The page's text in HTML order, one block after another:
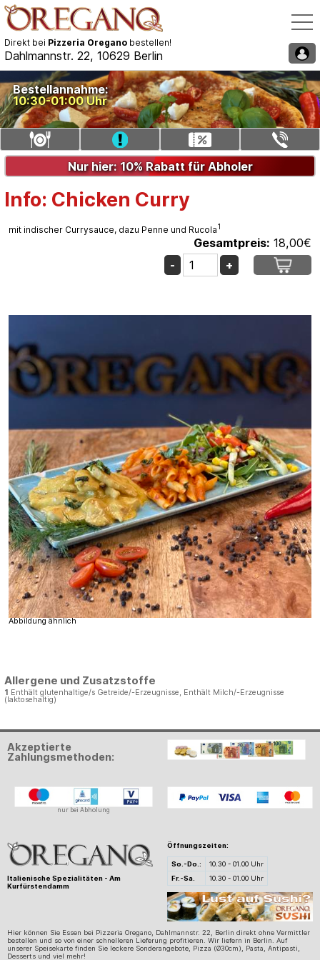
Direkt bei Pizzeria Oregano bestellen!
Dahlmannstr. 22, 10629 Berlin
Speisekarte / Bestellen
Liefergebiet auswählen
Gutschein eingeben
Telefon: 030/35521340
Bestellannahme:
10:30-01:00 Uhr
Nur hier: 10% Rabatt für Abholer
Info: Chicken Curry
mit indischer Currysauce, dazu Penne und Rucola1
Gesamtpreis: 18,00€
Abbildung ähnlich
Allergene und Zusatzstoffe
1 Enthält glutenhaltige/s Getreide/-Erzeugnisse, Enthält Milch/-Erzeugnisse
(laktosehaltig)
Akzeptierte
Zahlungsmethoden:
nur bei Abholung
Italienische Spezialitäten - Am
Kurfürstendamm
Öffnungszeiten:
So.-Do.:
10.30 - 01.00 Uhr
Fr.-Sa.
10.30 - 01.00 Uhr
Hier können Sie Essen bei Pizzeria Oregano, Dahlmannstr. 22, Berlin direkt ohne Vermittler
bestellen und so von einer schnelleren Lieferung profitieren. Wir liefern in Berlin. Auf
unserer Speisekarte finden Sie leckere Sonderangebote, Pizza (Ø30cm), Pasta, Antipasti,
Desserts und viel mehr!